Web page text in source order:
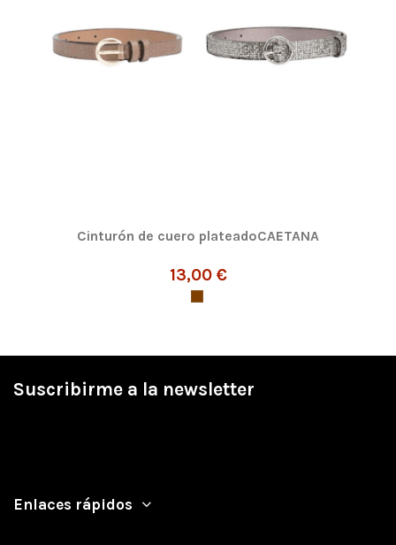
Cinturón de cuero plateadoCAETANA
13,00 €
Suscribirme a la newsletter
Enlaces rápidos